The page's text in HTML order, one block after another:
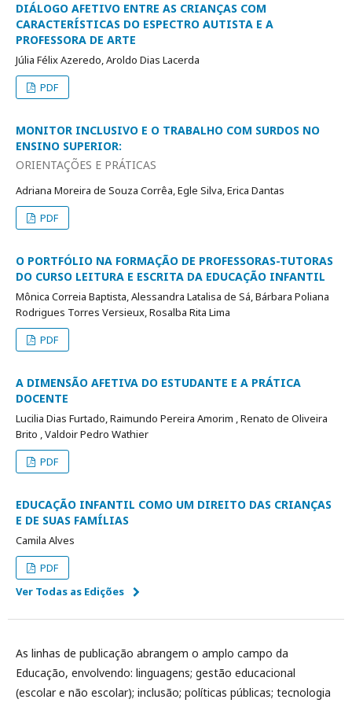
DIÁLOGO AFETIVO ENTRE AS CRIANÇAS COM
CARACTERÍSTICAS DO ESPECTRO AUTISTA E A
PROFESSORA DE ARTE
Júlia Félix Azeredo, Aroldo Dias Lacerda
PDF
MONITOR INCLUSIVO E O TRABALHO COM SURDOS NO
ENSINO SUPERIOR:
ORIENTAÇÕES E PRÁTICAS
Adriana Moreira de Souza Corrêa, Egle Silva, Erica Dantas
PDF
O PORTFÓLIO NA FORMAÇÃO DE PROFESSORAS-TUTORAS
DO CURSO LEITURA E ESCRITA DA EDUCAÇÃO INFANTIL
Mônica Correia Baptista, Alessandra Latalisa de Sá, Bárbara Poliana
Rodrigues Torres Versieux, Rosalba Rita Lima
PDF
A DIMENSÃO AFETIVA DO ESTUDANTE E A PRÁTICA
DOCENTE
Lucilia Dias Furtado, Raimundo Pereira Amorim , Renato de Oliveira
Brito , Valdoir Pedro Wathier
PDF
EDUCAÇÃO INFANTIL COMO UM DIREITO DAS CRIANÇAS
E DE SUAS FAMÍLIAS
Camila Alves
PDF
Ver Todas as Edições
As linhas de publicação abrangem o amplo campo da
Educação, envolvendo: linguagens; gestão educacional
(escolar e não escolar); inclusão; políticas públicas; tecnologia